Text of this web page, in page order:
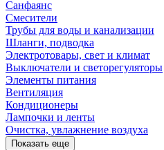
Санфаянс
Смесители
Трубы для воды и канализации
Шланги, подводка
Электротовары, свет и климат
Выключатели и светорегуляторы
Элементы питания
Вентиляция
Кондиционеры
Лампочки и ленты
Очистка, увлажнение воздуха
Показать еще